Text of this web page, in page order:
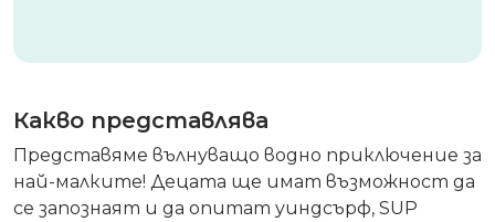
Какво представлява
Представяме вълнуващо водно приключение за
най-малките! Децата ще имат възможност да
се запознаят и да опитат уиндсърф, SUP